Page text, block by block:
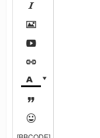







